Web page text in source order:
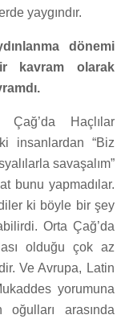
yaygındır.
dönemi
kavram olarak
Haçlılar
insanlardan “Biz
savaşalım”
bunu yapmadılar.
ki böyle bir şey
Orta Çağ’da
olduğu çok az
Ve Avrupa, Latin
yorumuna
arasında